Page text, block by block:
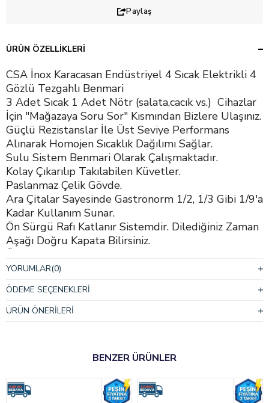
Paylaş
ÜRÜN ÖZELLIKLERI
CSA İnox Karacasan Endüstriyel 4 Sıcak Elektrikli 4
Gözlü Tezgahlı Benmari
3 Adet Sıcak 1 Adet Nötr (salata,cacık vs.) Cihazlar
İçin "Mağazaya Soru Sor" Kısmından Bizlere Ulaşınız.
Güçlü Rezistanslar İle Üst Seviye Performans
Alınarak Homojen Sıcaklık Dağılımı Sağlar.
Sulu Sistem Benmari Olarak Çalışmaktadır.
Kolay Çıkarılıp Takılabilen Küvetler.
Paslanmaz Çelik Gövde.
Ara Çitalar Sayesinde Gastronorm 1/2, 1/3 Gibi 1/9'a
Kadar Kullanım Sunar.
Ön Sürgü Rafı Katlanır Sistemdir. Dilediğiniz Zaman
Aşağı Doğru Kapata Bilirsiniz.
Haznesi Çatal, Kaşık, Bıçak vs. Gibi Malzemelerinizi
Dizme İmkanı Sağlar.
Üst Raf Kısmı Demonte Sistemdir. Dilediğinizde
Rahatlıkla Çıkartabilirsiniz.
Geldiğinde Kapanma.
Sık Ve Seri Kullanım İçin Uygundur.
Termostat Işığı Vardır.
Profesyonel Kullanımlar İçin Dizayn Edilmiş Yüksek
YORUMLAR(0)
ÖDEME SEÇENEKLERI
ÜRÜN ÖNERILERI
BENZER ÜRÜNLER